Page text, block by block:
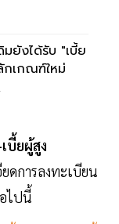
ยังได้รับ "เบี้ย
เกณฑ์ใหม่
บี้ยผู้สูง
ดการลงทะเบียน
ไปนี้